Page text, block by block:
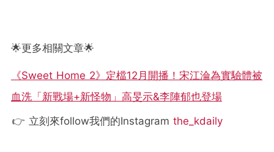
🌟更多相關文章🌟
《Sweet Home 2》定檔12月開播！宋江淪為實驗體被
血洗「新戰場+新怪物」高旻示&李陣郁也登場
👉 立刻來follow我們的Instagram the_kdaily